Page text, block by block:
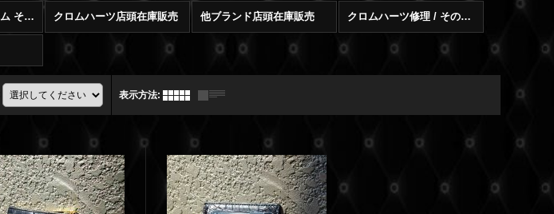
クロムハーツカスタム その他 クロムハーツ店頭在庫販売 他ブランド店頭在庫販売 クロムハーツ修理 / その他修理
表示方法: